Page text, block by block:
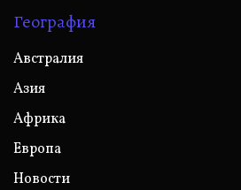
География
Австралия
Азия
Африка
Европа
Новости